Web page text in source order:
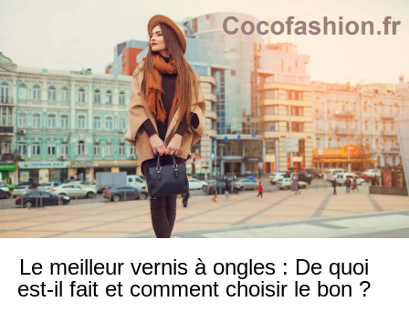
Le meilleur vernis à ongles : De quoi
est-il fait et comment choisir le bon ?